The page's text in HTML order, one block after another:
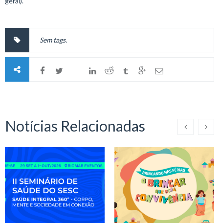
Sem tags.
Notícias Relacionadas